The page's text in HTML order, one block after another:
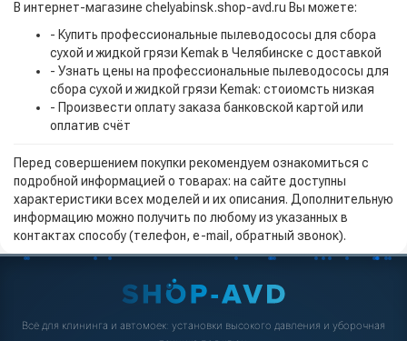
В интернет-магазине chelyabinsk.shop-avd.ru Вы можете:
- Купить профессиональные пылеводососы для сбора
сухой и жидкой грязи Kemak в Челябинске с доставкой
- Узнать цены на профессиональные пылеводососы для
сбора сухой и жидкой грязи Kemak: стоиомсть низкая
- Произвести оплату заказа банковской картой или
оплатив счёт
Перед совершением покупки рекомендуем ознакомиться с
подробной информацией о товарах: на сайте доступны
характеристики всех моделей и их описания. Дополнительную
информацию можно получить по любому из указанных в
контактах способу (телефон, e-mail, обратный звонок).
Всё для клининга и автомоек: установки высокого давления и уборочная